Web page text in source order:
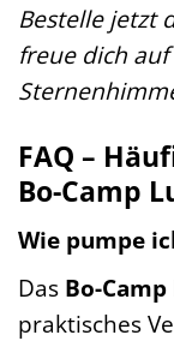
Bestelle jetzt
freue dich
FAQ –
Bo-Camp
Wie pumpe
Das Bo-
praktisches